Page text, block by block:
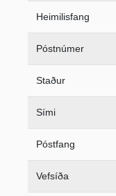
Heimilisfang
Póstnúmer
Staður
Sími
Póstfang
Vefsíða